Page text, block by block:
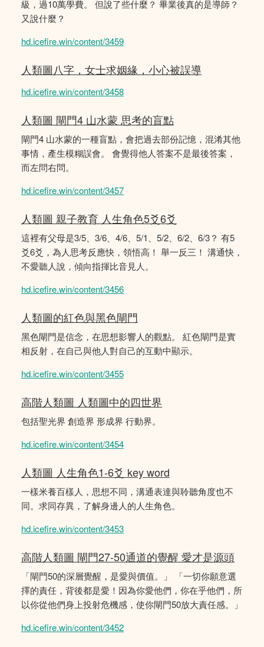
級，過10萬學費。 但說了些什麼？ 畢業後真的是導師？
又說什麼？
hd.icefire.win/content/3459
人類圖八字，女士求姻緣，小心被誤導
hd.icefire.win/content/3458
人類圖 閘門4 山水蒙 思考的盲點
閘門4 山水蒙的一種盲點，會把過去部份記憶，混淆其他
事情，產生模糊誤會。 會覺得他人答案不是最後答案，
而左問右問。
hd.icefire.win/content/3457
人類圖 親子教育 人生角色5爻6爻
這裡有父母是3/5、3/6、4/6、5/1、5/2、6/2、6/3？ 有5
爻6爻，為人思考反應快，領悟高！ 舉一反三！ 溝通快，
不愛聽人說，傾向指揮比音見人。
hd.icefire.win/content/3456
人類圖的紅色與黑色閘門
黑色閘門是信念，在思想影響人的觀點。 紅色閘門是實
相反射，在自己與他人對自己的互動中顯示。
hd.icefire.win/content/3455
高階人類圖 人類圖中的四世界
包括聖光界 創造界 形成界 行動界。
hd.icefire.win/content/3454
人類圖 人生角色1-6爻 key word
一樣米養百樣人，思想不同，溝通表達與聆聽角度也不
同。求同存異，了解身邊人的人生角色。
hd.icefire.win/content/3453
高階人類圖 閘門27-50通道的覺醒 愛才是源頭
「閘門50的深層覺醒，是愛與價值。」 「一切你願意選
擇的責任，背後都是愛！因為你愛他們，你在乎他們，所
以你從他們身上投射危機感，使你閘門50放大責任感。」
hd.icefire.win/content/3452